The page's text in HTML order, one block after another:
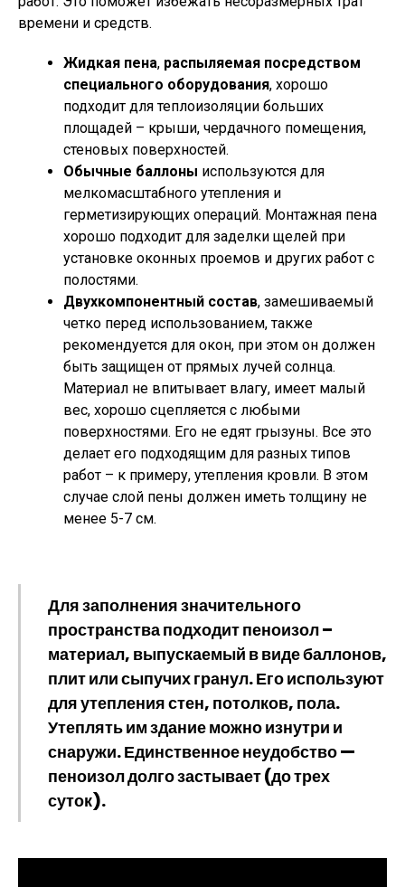
времени и средств.
Жидкая пена, распыляемая посредством
специального оборудования, хорошо
подходит для теплоизоляции больших
площадей – крыши, чердачного помещения,
стеновых поверхностей.
Обычные баллоны используются для
мелкомасштабного утепления и
герметизирующих операций. Монтажная пена
хорошо подходит для заделки щелей при
установке оконных проемов и других работ с
полостями.
Двухкомпонентный состав, замешиваемый
четко перед использованием, также
рекомендуется для окон, при этом он должен
быть защищен от прямых лучей солнца.
Материал не впитывает влагу, имеет малый
вес, хорошо сцепляется с любыми
поверхностями. Его не едят грызуны. Все это
делает его подходящим для разных типов
работ – к примеру, утепления кровли. В этом
случае слой пены должен иметь толщину не
менее 5-7 см.
Для заполнения значительного
пространства подходитпеноизол–
материал, выпускаемый в виде баллонов,
плит или сыпучих гранул. Его используют
для утепления стен, потолков, пола.
Утеплять им здание можно изнутри и
снаружи. Единственное неудобство —
пеноизол долго застывает (до трех
суток).